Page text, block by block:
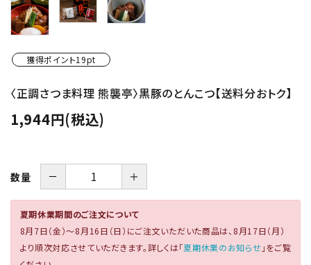
お問い合わせ
プライバシーポリシー
特定商取引法について
card_giftcard
獲得ポイント19pt
〈正調さつま料理 熊襲亭〉黒豚のとんこつ【送料分おトク】
1,944円(税込)
数量 － ＋
夏期休業期間のご注文について
8月7日（金）～8月16日（日）にご注文いただいた商品は、8月17日（月）
より順次対応させていただきます。詳しくは「夏期休業のお知らせ 」をご覧